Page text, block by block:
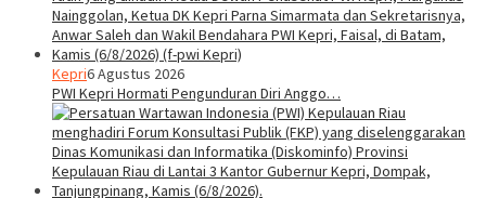
Kepri6 Agustus 2026
PWI Kepri Hormati Pengunduran Diri Anggo…